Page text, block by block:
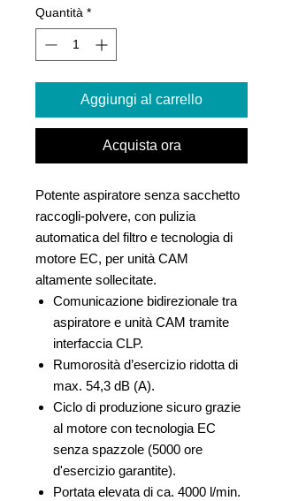
Quantità *
Aggiungi al carrello
Acquista ora
Potente aspiratore senza sacchetto
raccogli-polvere, con pulizia
automatica del filtro e tecnologia di
motore EC, per unità CAM
altamente sollecitate.
Comunicazione bidirezionale tra
aspiratore e unità CAM tramite
interfaccia CLP.
Rumorosità d’esercizio ridotta di
max. 54,3 dB (A).
Ciclo di produzione sicuro grazie
al motore con tecnologia EC
senza spazzole (5000 ore
d'esercizio garantite).
Portata elevata di ca. 4000 l/min.